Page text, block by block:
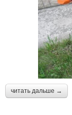
читать дальше →